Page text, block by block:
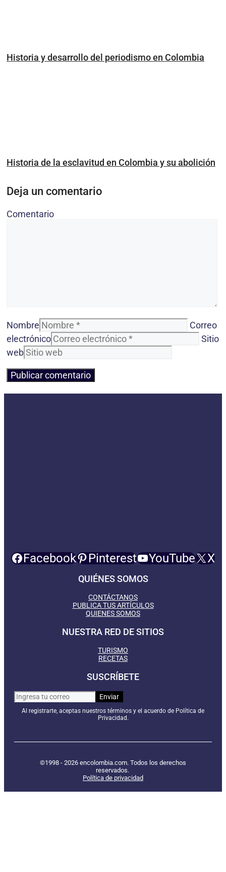
Historia y desarrollo del periodismo en Colombia
Historia de la esclavitud en Colombia y su abolición
Deja un comentario
Comentario
Nombre
Correo
electrónico
Sitio
web
Facebook Pinterest YouTube X
QUIÉNES SOMOS
CONTÁCTANOS
PUBLICA TUS ARTÍCULOS
QUIENES SOMOS
NUESTRA RED DE SITIOS
TURISMO
RECETAS
SUSCRÍBETE
Al registrarte, aceptas nuestros términos y el acuerdo de Política de
Privacidad.
©1998 - 2026 encolombia.com. Todos los derechos
reservados.
Política de privacidad